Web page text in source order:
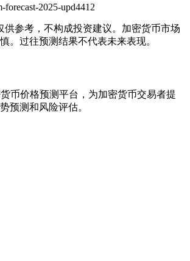
forecast-2025-upd4412
供参考，不构成投资建议。加密货币市场
。过往预测结果不代表未来表现。
币价格预测平台，为加密货币交易者提
预测和风险评估。